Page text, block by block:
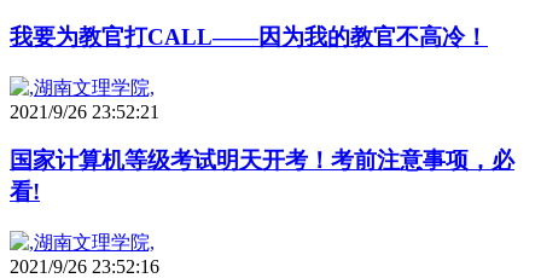
我要为教官打CALL——因为我的教官不高冷！
2021/9/26 23:52:21
国家计算机等级考试明天开考！考前注意事项，必
看!
2021/9/26 23:52:16